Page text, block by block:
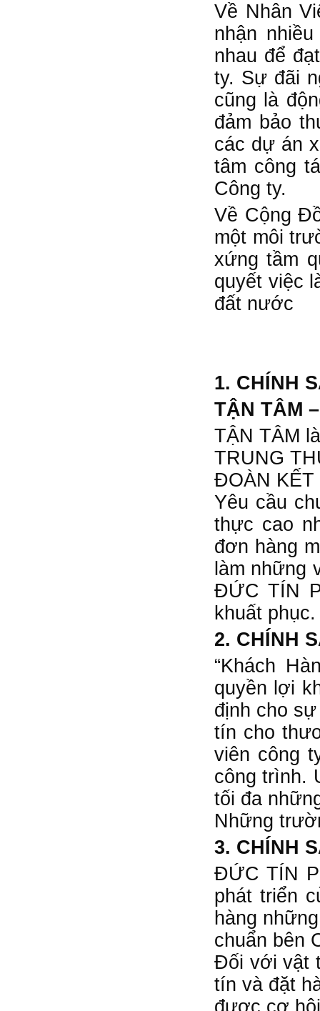
Về Nhân
nhận
nhau để
ty. Sự đãi
cũng là
đảm bảo
các dự án
tâm công
Công ty.
Về Cộng
một môi
xứng tầm
quyết việc
đất nước
1. CHÍNH
TẬN TÂM
TẬN TÂM
TRUNG
ĐOÀN KẾT
Yêu cầu
thực cao
đơn hàng
làm những
ĐỨC TÍN
khuất
2. CHÍNH
“Khách
quyền lợi
định cho
tín cho
viên công
công trình.
tối đa
Những
3. CHÍNH
ĐỨC TÍN
phát triển
hàng
chuẩn bên
Đối với vật
tín và đặt
được cơ